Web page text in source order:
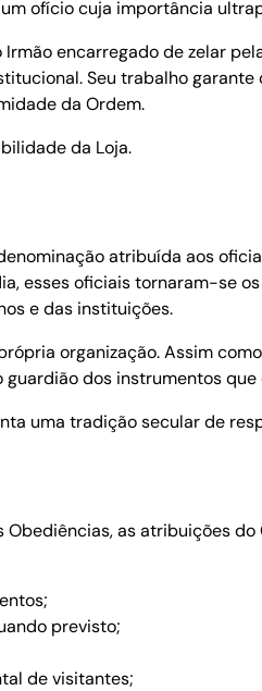
ofício cuja importância
Irmão encarregado de zelar
Seu trabalho
da Ordem.
da Loja.
atribuída aos
esses oficiais tornaram-se
e das instituições.
organização. Assim
dos instrumentos
uma tradição secular de
as atribuições
previsto;
de visitantes;